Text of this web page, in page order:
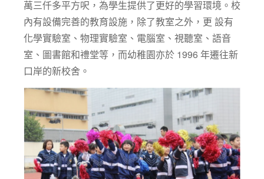
萬三仟多平方呎，為學生提供了更好的學習環境。校
內有設備完善的教育設施，除了教室之外，更 設有
化學實驗室、物理實驗室、電腦室、視聽室、語音
室、圖書館和禮堂等，而幼稚園亦於 1996 年遷往新
口岸的新校舍。